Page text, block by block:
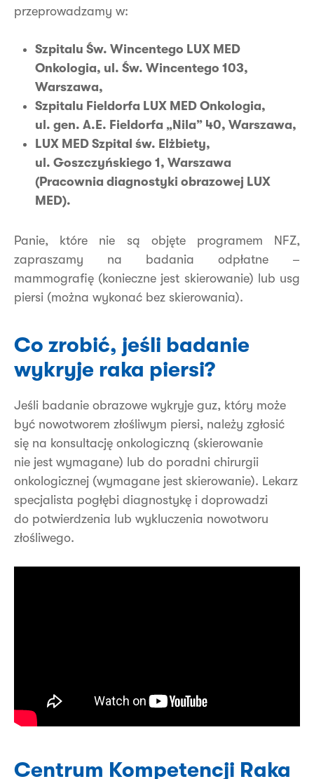
przeprowadzamy w:
Szpitalu Św. Wincentego LUX MED
Onkologia, ul. Św. Wincentego 103,
Warszawa,
Szpitalu Fieldorfa LUX MED Onkologia,
ul. gen. A.E. Fieldorfa „Nila” 40, Warszawa,
LUX MED Szpital św. Elżbiety,
ul. Goszczyńskiego 1, Warszawa
(Pracownia diagnostyki obrazowej LUX
MED).
Panie, które nie są objęte programem NFZ,
zapraszamy na badania odpłatne –
mammografię (konieczne jest skierowanie) lub usg
piersi (można wykonać bez skierowania).
Co zrobić, jeśli badanie
wykryje raka piersi?
Jeśli badanie obrazowe wykryje guz, który może
być nowotworem złośliwym piersi, należy zgłosić
się na konsultację onkologiczną (skierowanie
nie jest wymagane) lub do poradni chirurgii
onkologicznej (wymagane jest skierowanie). Lekarz
specjalista pogłębi diagnostykę i doprowadzi
do potwierdzenia lub wykluczenia nowotworu
złośliwego.
Centrum Kompetencji Raka